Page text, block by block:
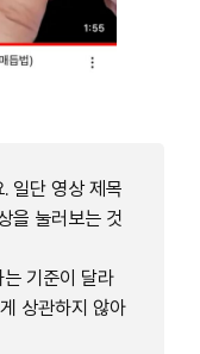
일단 영상 제목
을 눌러보는 것
기준이 달라
상관하지 않아